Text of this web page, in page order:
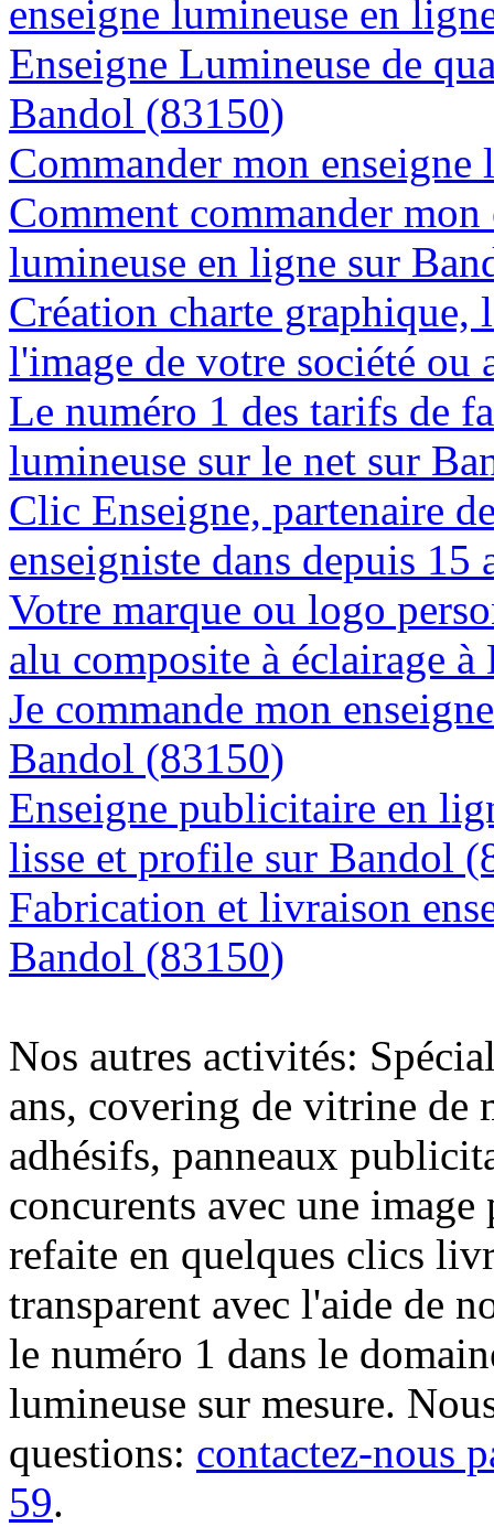
enseigne lumineuse en
Enseigne Lumineuse de
Bandol (83150)
Commander mon
Comment commander
lumineuse en ligne sur
Création charte graphique,
l'image de votre société
Le numéro 1 des tarifs de
lumineuse sur le net sur
Clic Enseigne, partenaire
enseigniste dans depuis
Votre marque ou logo
alu composite à éclairage
Je commande mon
Bandol (83150)
Enseigne publicitaire en
lisse et profile sur Bandol
Fabrication et livraison
Bandol (83150)
Nos autres activités:
ans, covering de vitrine de
adhésifs, panneaux
concurents avec une
refaite en quelques clics
transparent avec l'aide de
le numéro 1 dans le
lumineuse sur mesure.
questions: contactez-nous
59.